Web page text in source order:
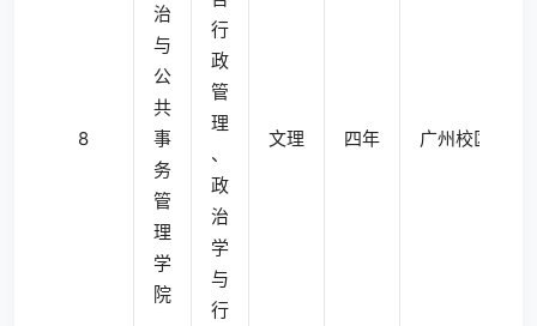
8
治
与
公
共
事
务
管
理
学
院
行
政
管
理
、
政
治
学
与
行
文理 四年 广州校区东校